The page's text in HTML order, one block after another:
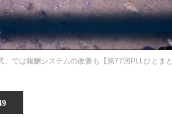
では報酬システムの改善も【第77回PLLひとまと